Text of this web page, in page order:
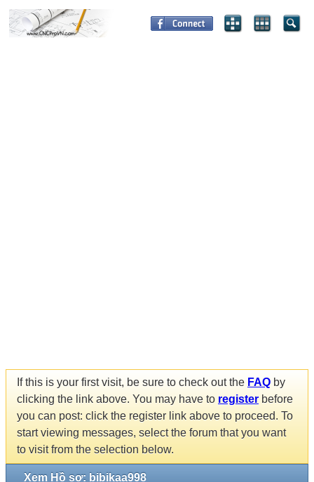
If this is your first visit, be sure to check out the FAQ by
clicking the link above. You may have to register before
you can post: click the register link above to proceed. To
start viewing messages, select the forum that you want
to visit from the selection below.
Xem Hồ sơ: bibikaa998